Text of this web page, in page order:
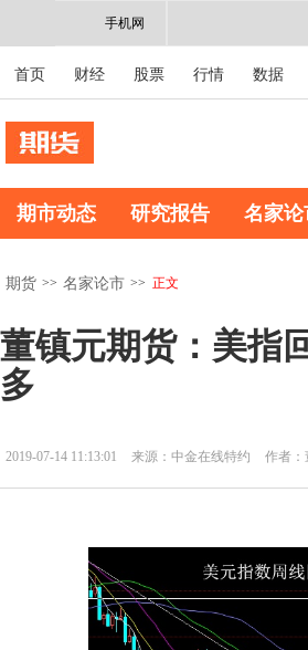
手机网
首页 财经 股票 行情 数据
期市动态 研究报告 名家论
期货 >> 名家论市 >> 正文
董镇元期货：美指
多
2019-07-14 11:13:01 来源：中金在线特约 作者：